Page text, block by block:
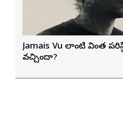
Jamais Vu లాంటి వింత
వచ్చిందా?